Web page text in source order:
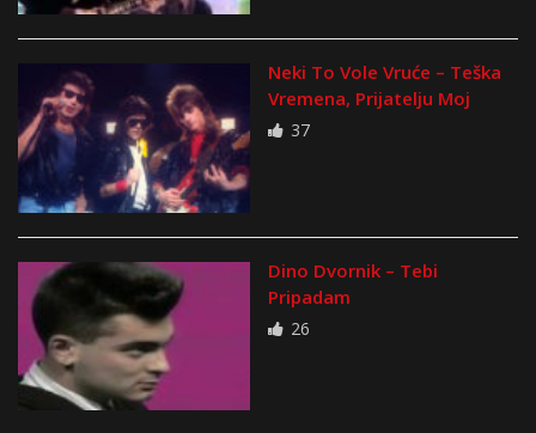
Neki To Vole Vruće – Teška
Vremena, Prijatelju Moj
37
Dino Dvornik – Tebi
Pripadam
26